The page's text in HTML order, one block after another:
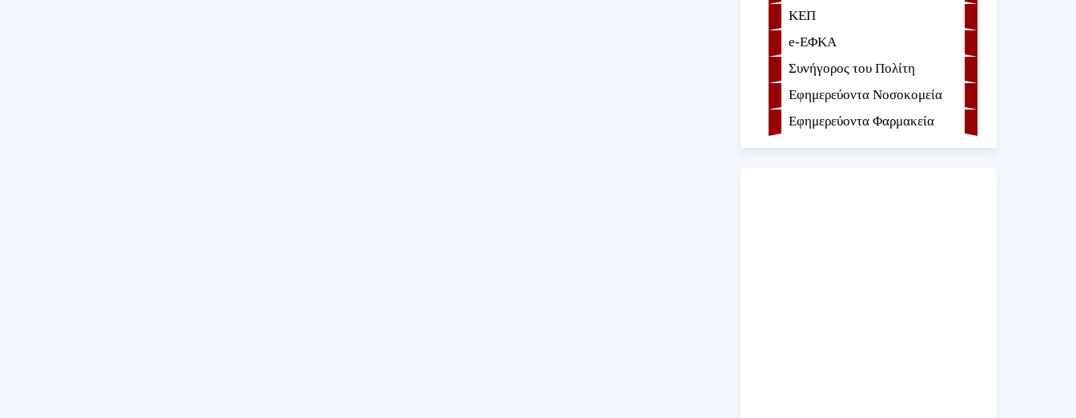
ΚΕΠ
e-ΕΦKA
Συνήγορος του Πολίτη
Εφημερεύοντα Νοσοκομεία
Εφημερεύοντα Φαρμακεία